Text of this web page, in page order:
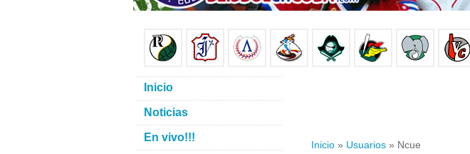
Inicio » Usuarios » Ncue
Inicio
Noticias
En vivo!!!